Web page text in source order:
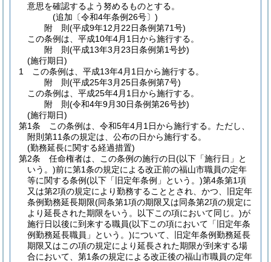
意思を確認するよう努めるものとする。
(追加〔令和4年条例26号〕)
附 則(平成9年12月22日条例第71号)
この条例は、平成10年4月1日から施行する。
附 則(平成13年3月23日条例第1号抄)
(施行期日)
1
この条例は、平成13年4月1日から施行する。
附 則(平成25年3月25日条例第7号)
この条例は、平成25年4月1日から施行する。
附 則(令和4年9月30日条例第26号抄)
(施行期日)
第1条
この条例は、令和5年4月1日から施行する。 ただし、
附則第11条の規定は、公布の日から施行する。
(勤務延長に関する経過措置)
第2条
任命権者は、この条例の施行の日(以下「施行日」と
いう。)前に第1条の規定による改正前の福山市職員の定年
等に関する条例(以下「旧定年条例」という。)第4条第1項
又は第2項の規定により勤務することとされ、かつ、旧定年
条例勤務延長期限(同条第1項の期限又は同条第2項の規定に
より延長された期限をいう。以下この項において同じ。)が
施行日以後に到来する職員(以下この項において「旧定年条
例勤務延長職員」という。)について、旧定年条例勤務延長
期限又はこの項の規定により延長された期限が到来する場
合において、第1条の規定による改正後の福山市職員の定年